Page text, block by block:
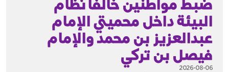
ضبط مواطنين خالفا نظام
البيئة داخل محميتي الإمام
عبدالعزيز بن محمد والإمام
فيصل بن تركي
2026-08-06